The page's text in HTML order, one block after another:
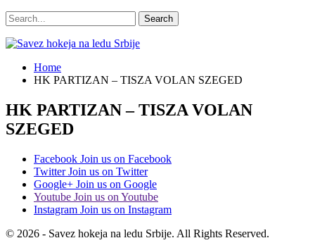
Home
HK PARTIZAN – TISZA VOLAN SZEGED
HK PARTIZAN – TISZA VOLAN
SZEGED
Facebook Join us on Facebook
Twitter Join us on Twitter
Google+ Join us on Google
Youtube Join us on Youtube
Instagram Join us on Instagram
© 2026 - Savez hokeja na ledu Srbije. All Rights Reserved.